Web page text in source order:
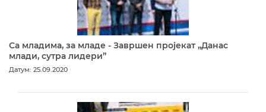
Са младима, за младе - Завршен пројекат „Данас
млади, сутра лидери”
Датум: 25.09.2020